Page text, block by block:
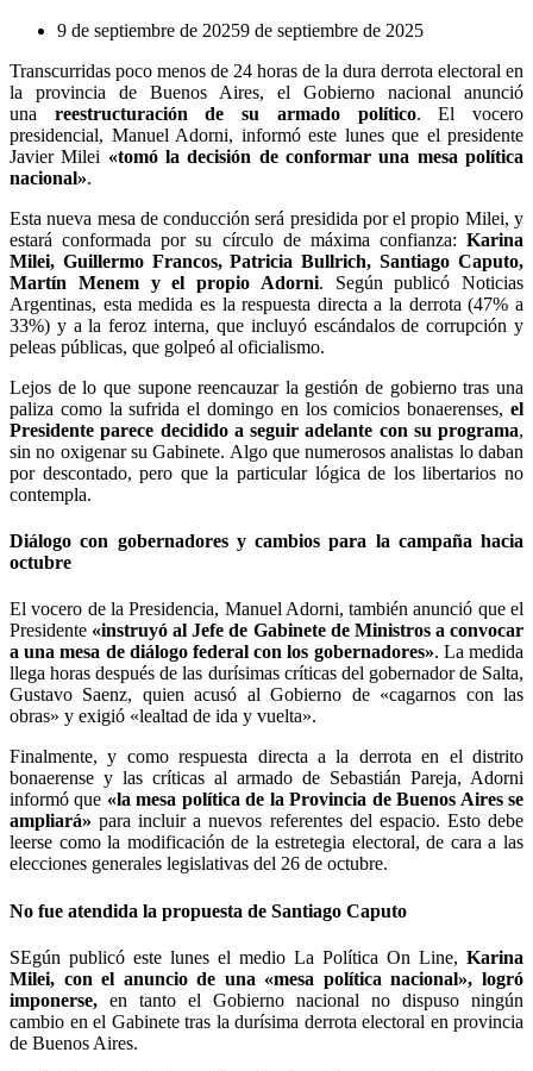
9 de septiembre de 20259 de septiembre de 2025
Transcurridas poco menos de 24 horas de la dura derrota electoral en
la provincia de Buenos Aires, el Gobierno nacional anunció
una reestructuración de su armado político. El vocero
presidencial, Manuel Adorni, informó este lunes que el presidente
Javier Milei «tomó la decisión de conformar una mesa política
nacional».
Esta nueva mesa de conducción será presidida por el propio Milei, y
estará conformada por su círculo de máxima confianza: Karina
Milei, Guillermo Francos, Patricia Bullrich, Santiago Caputo,
Martín Menem y el propio Adorni. Según publicó Noticias
Argentinas, esta medida es la respuesta directa a la derrota (47% a
33%) y a la feroz interna, que incluyó escándalos de corrupción y
peleas públicas, que golpeó al oficialismo.
Lejos de lo que supone reencauzar la gestión de gobierno tras una
paliza como la sufrida el domingo en los comicios bonaerenses, el
Presidente parece decidido a seguir adelante con su programa,
sin no oxigenar su Gabinete. Algo que numerosos analistas lo daban
por descontado, pero que la particular lógica de los libertarios no
contempla.
Diálogo con gobernadores y cambios para la campaña hacia
octubre
El vocero de la Presidencia, Manuel Adorni, también anunció que el
Presidente «instruyó al Jefe de Gabinete de Ministros a convocar
a una mesa de diálogo federal con los gobernadores». La medida
llega horas después de las durísimas críticas del gobernador de Salta,
Gustavo Saenz, quien acusó al Gobierno de «cagarnos con las
obras» y exigió «lealtad de ida y vuelta».
Finalmente, y como respuesta directa a la derrota en el distrito
bonaerense y las críticas al armado de Sebastián Pareja, Adorni
informó que «la mesa política de la Provincia de Buenos Aires se
ampliará» para incluir a nuevos referentes del espacio. Esto debe
leerse como la modificación de la estretegia electoral, de cara a las
elecciones generales legislativas del 26 de octubre.
No fue atendida la propuesta de Santiago Caputo
SEgún publicó este lunes el medio La Política On Line, Karina
Milei, con el anuncio de una «mesa política nacional», logró
imponerse, en tanto el Gobierno nacional no dispuso ningún
cambio en el Gabinete tras la durísima derrota electoral en provincia
de Buenos Aires.